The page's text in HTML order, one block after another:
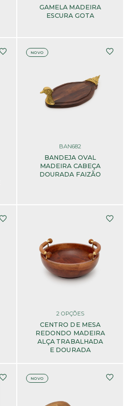
GAMELA MADEIRA
ESCURA GOTA
NOVO
BAN682
BANDEJA OVAL
MADEIRA CABEÇA
DOURADA FAIZÃO
2 OPÇÕES
CENTRO DE MESA
REDONDO MADEIRA
ALÇA TRABALHADA
E DOURADA
NOVO